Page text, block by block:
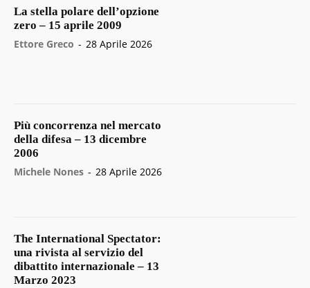
La stella polare dell’opzione
zero – 15 aprile 2009
Ettore Greco - 28 Aprile 2026
Più concorrenza nel mercato
della difesa – 13 dicembre
2006
Michele Nones - 28 Aprile 2026
The International Spectator:
una rivista al servizio del
dibattito internazionale – 13
Marzo 2023